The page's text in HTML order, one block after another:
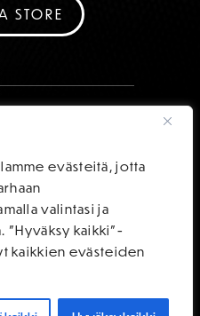
evästeitä, jotta
valintasi ja
"Hyväksy kaikki"-
kaikkien evästeiden
STORE